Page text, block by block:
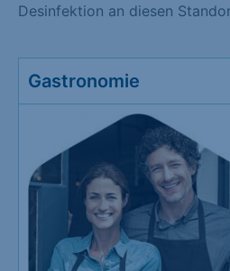
Desinfektion an diesen
Gastronomie